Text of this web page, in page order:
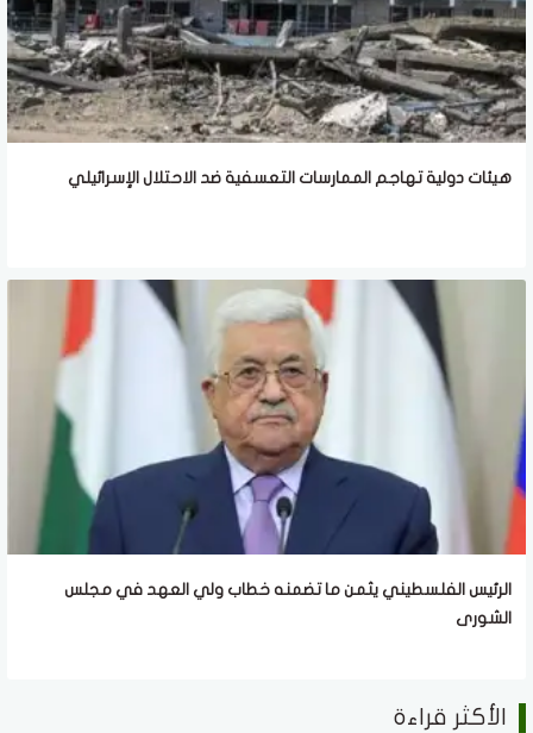
هيئات دولية تهاجم الممارسات التعسفية ضد الاحتلال الإسرائيلي
الرئيس الفلسطيني يثمن ما تضمنه خطاب ولي العهد في مجلس
الشورى
الأكثر قراءة